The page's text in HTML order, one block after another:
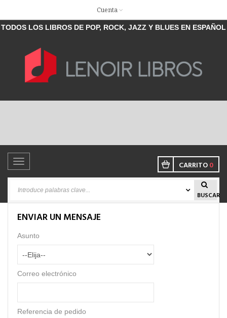
Cuenta
TODOS LOS LIBROS DE POP, ROCK, JAZZ Y BLUES EN ESPAÑOL
CARRITO0
Toggle
navigation
BUSCAR
ENVIAR UN MENSAJE
Asunto
Correo electrónico
Referencia de pedido